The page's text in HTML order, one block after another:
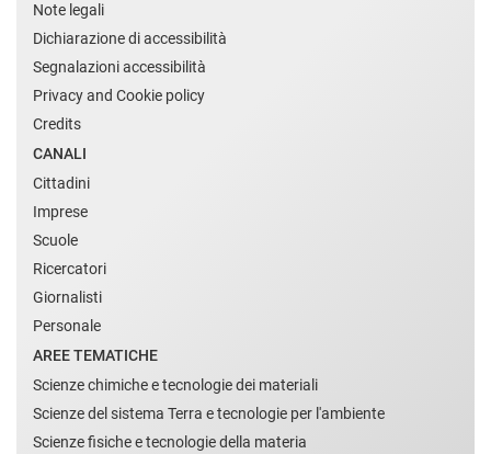
Note legali
Dichiarazione di accessibilità
Segnalazioni accessibilità
Privacy and Cookie policy
Credits
CANALI
Cittadini
Imprese
Scuole
Ricercatori
Giornalisti
Personale
AREE TEMATICHE
Scienze chimiche e tecnologie dei materiali
Scienze del sistema Terra e tecnologie per l'ambiente
Scienze fisiche e tecnologie della materia